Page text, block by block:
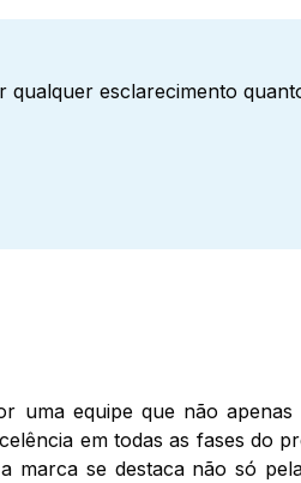
esclarecimento
equipe que não
em todas as fases do
se destaca não só